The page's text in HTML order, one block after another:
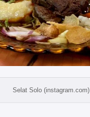
Selat Solo (instagram.com)